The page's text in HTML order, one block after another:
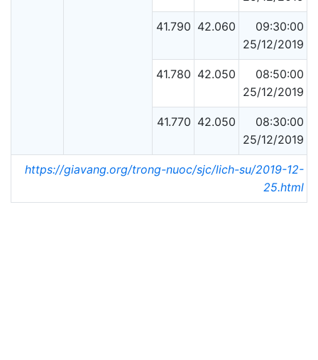
41.790 42.060
09:30:00
25/12/2019
41.780 42.050
08:50:00
25/12/2019
41.770 42.050
08:30:00
25/12/2019
https://giavang.org/trong-nuoc/sjc/lich-su/2019-12-
25.html